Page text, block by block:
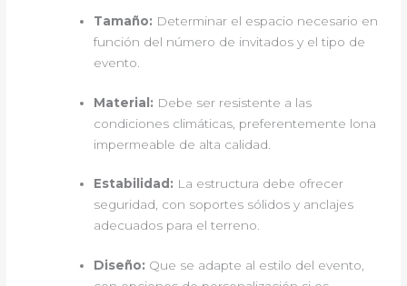
Tamaño: Determinar el espacio necesario en
función del número de invitados y el tipo de
evento.
Material: Debe ser resistente a las
condiciones climáticas, preferentemente lona
impermeable de alta calidad.
Estabilidad: La estructura debe ofrecer
seguridad, con soportes sólidos y anclajes
adecuados para el terreno.
Diseño: Que se adapte al estilo del evento,